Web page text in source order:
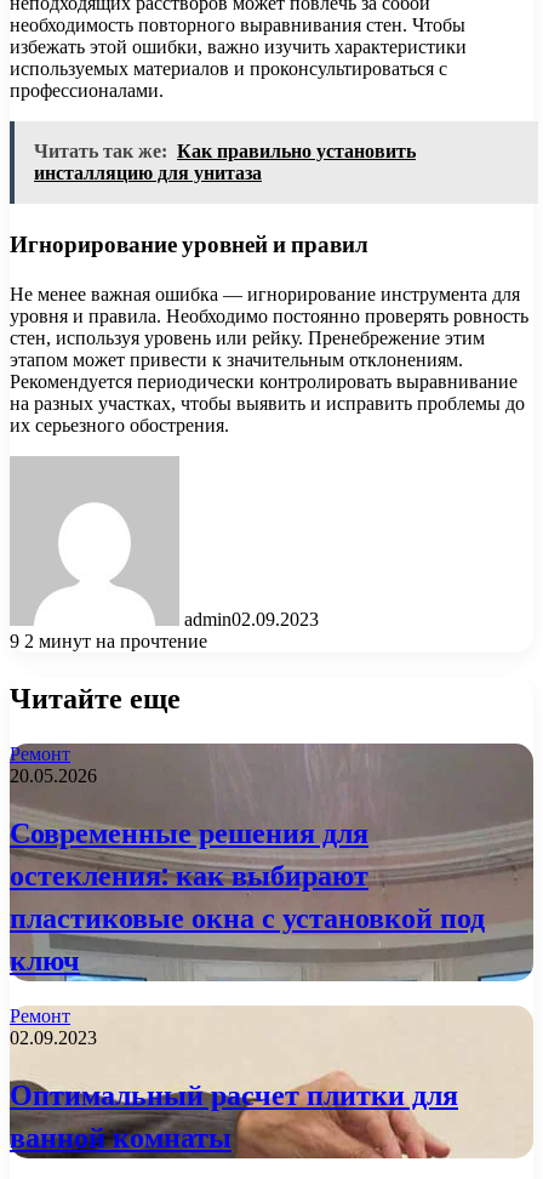
необходимость повторного выравнивания стен. Чтобы
избежать этой ошибки, важно изучить характеристики
используемых материалов и проконсультироваться с
профессионалами.
Читать так же: Как правильно установить
инсталляцию для унитаза
Игнорирование уровней и правил
Не менее важная ошибка — игнорирование инструмента для
уровня и правила. Необходимо постоянно проверять ровность
стен, используя уровень или рейку. Пренебрежение этим
этапом может привести к значительным отклонениям.
Рекомендуется периодически контролировать выравнивание
на разных участках, чтобы выявить и исправить проблемы до
их серьезного обострения.
admin02.09.2023
9 2 минут на прочтение
Читайте еще
Ремонт
20.05.2026
Современные решения для
остекления: как выбирают
пластиковые окна с установкой под
ключ
Ремонт
02.09.2023
Оптимальный расчет плитки для
ванной комнаты